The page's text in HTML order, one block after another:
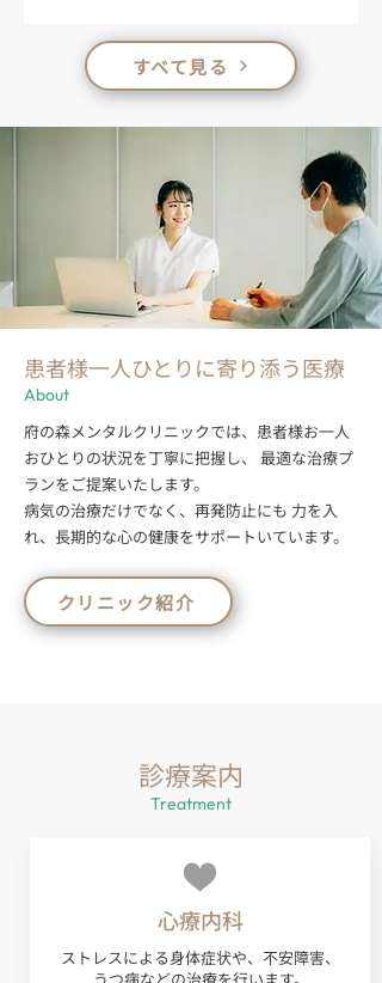
すべて見る
患者様一人ひとりに寄り添う医療
About
府の森メンタルクリニックでは、患者様お一人
おひとりの状況を丁寧に把握し、 最適な治療プ
ランをご提案いたします。
病気の治療だけでなく、再発防止にも 力を入
れ、長期的な心の健康をサポートいています。
クリニック紹介
診療案内
Treatment
心療内科
ストレスによる身体症状や、不安障害、